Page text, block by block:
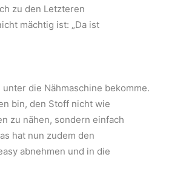
zu den Letzteren
mächtig ist: „Da ist
die Nähmaschine bekomme.
bin, den Stoff nicht wie
zu nähen, sondern einfach
hat nun zudem den
abnehmen und in die